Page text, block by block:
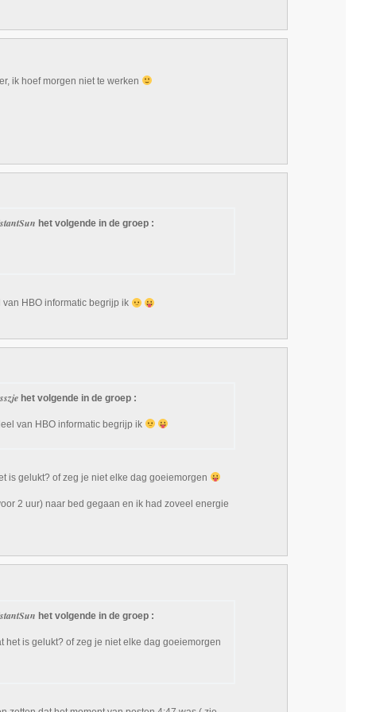
ik hoef morgen niet te werken
het volgende in de groep :
HBO informatic begrijp ik
het volgende in de groep :
van HBO informatic begrijp ik
is gelukt? of zeg je niet elke dag goeiemorgen
2 uur) naar bed gegaan en ik had zoveel energie
het volgende in de groep :
het is gelukt? of zeg je niet elke dag goeiemorgen